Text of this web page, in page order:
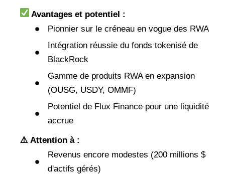
Avantages et potentiel :
Pionnier sur le créneau en vogue des RWA
Intégration réussie du fonds tokenisé de
BlackRock
Gamme de produits RWA en expansion
(OUSG, USDY, OMMF)
Potentiel de Flux Finance pour une liquidité
accrue
⚠️ Attention à :
Revenus encore modestes (200 millions $
d'actifs gérés)